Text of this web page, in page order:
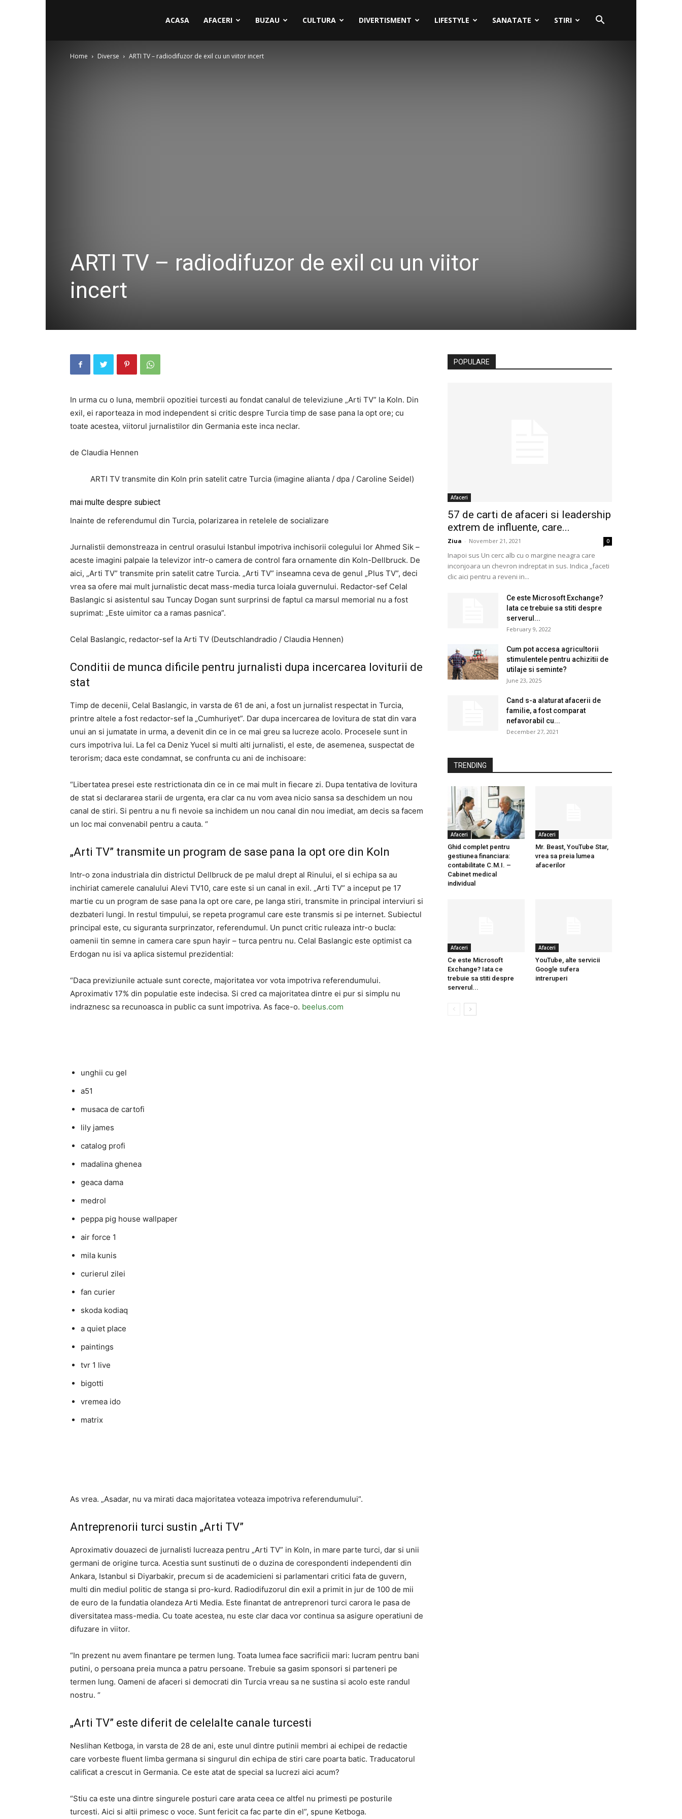
ACASA AFACERI BUZAU CULTURA DIVERTISMENT LIFESTYLE SANATATE STIRI
Home Diverse ARTI TV – radiodifuzor de exil cu un viitor incert
ARTI TV – radiodifuzor de exil cu un viitor
incert
In urma cu o luna, membrii opozitiei turcesti au fondat canalul de televiziune „Arti TV” la Koln. Din
exil, ei raporteaza in mod independent si critic despre Turcia timp de sase pana la opt ore; cu
toate acestea, viitorul jurnalistilor din Germania este inca neclar.
de Claudia Hennen
ARTI TV transmite din Koln prin satelit catre Turcia (imagine alianta / dpa / Caroline Seidel)
mai multe despre subiect
Inainte de referendumul din Turcia, polarizarea in retelele de socializare
Jurnalistii demonstreaza in centrul orasului Istanbul impotriva inchisorii colegului lor Ahmed Sik –
aceste imagini palpaie la televizor intr-o camera de control fara ornamente din Koln-Dellbruck. De
aici, „Arti TV” transmite prin satelit catre Turcia. „Arti TV” inseamna ceva de genul „Plus TV”, deci
vrea sa ofere mai mult jurnalistic decat mass-media turca loiala guvernului. Redactor-sef Celal
Baslangic ​​si asistentul sau Tuncay Dogan sunt surprinsi de faptul ca marsul memorial nu a fost
suprimat: „Este uimitor ca a ramas pasnica”.
Celal Baslangic, redactor-sef la Arti TV (Deutschlandradio / Claudia Hennen)
Conditii de munca dificile pentru jurnalisti dupa incercarea loviturii de
stat
Timp de decenii, Celal Baslangic, in varsta de 61 de ani, a fost un jurnalist respectat in Turcia,
printre altele a fost redactor-sef la „Cumhuriyet”. Dar dupa incercarea de lovitura de stat din vara
unui an si jumatate in urma, a devenit din ce in ce mai greu sa lucreze acolo. Procesele sunt in
curs impotriva lui. La fel ca Deniz Yucel si multi alti jurnalisti, el este, de asemenea, suspectat de
terorism; daca este condamnat, se confrunta cu ani de inchisoare:
“Libertatea presei este restrictionata din ce in ce mai mult in fiecare zi. Dupa tentativa de lovitura
de stat si declararea starii de urgenta, era clar ca nu vom avea nicio sansa sa deschidem un nou
canal de stiri. Si pentru a nu fi nevoie sa inchidem un nou canal din nou imediat, am decis sa facem
un loc mai convenabil pentru a cauta. “
„Arti TV” transmite un program de sase pana la opt ore din Koln
Intr-o zona industriala din districtul Dellbruck de pe malul drept al Rinului, el si echipa sa au
inchiriat camerele canalului Alevi TV10, care este si un canal in exil. „Arti TV” a inceput pe 17
martie cu un program de sase pana la opt ore care, pe langa stiri, transmite in principal interviuri si
dezbateri lungi. In restul timpului, se repeta programul care este transmis si pe internet. Subiectul
principal este, cu siguranta surprinzator, referendumul. Un punct critic ruleaza intr-o bucla:
oamenii tin semne in camera care spun hayir – turca pentru nu. Celal Baslangic ​​este optimist ca
Erdogan nu isi va aplica sistemul prezidential:
“Daca previziunile actuale sunt corecte, majoritatea vor vota impotriva referendumului.
Aproximativ 17% din populatie este indecisa. Si cred ca majoritatea dintre ei pur si simplu nu
indraznesc sa recunoasca in public ca sunt impotriva. As face-o. beelus.com
unghii cu gel
a51
musaca de cartofi
lily james
catalog profi
madalina ghenea
geaca dama
medrol
peppa pig house wallpaper
air force 1
mila kunis
curierul zilei
fan curier
skoda kodiaq
a quiet place
paintings
tvr 1 live
bigotti
vremea ido
matrix
As vrea. „Asadar, nu va mirati daca majoritatea voteaza impotriva referendumului”.
Antreprenorii turci sustin „Arti TV”
Aproximativ douazeci de jurnalisti lucreaza pentru „Arti TV” in Koln, in mare parte turci, dar si unii
germani de origine turca. Acestia sunt sustinuti de o duzina de corespondenti independenti din
Ankara, Istanbul si Diyarbakir, precum si de academicieni si parlamentari critici fata de guvern,
multi din mediul politic de stanga si pro-kurd. Radiodifuzorul din exil a primit in jur de 100 de mii
de euro de la fundatia olandeza Arti Media. Este finantat de antreprenori turci carora le pasa de
diversitatea mass-media. Cu toate acestea, nu este clar daca vor continua sa asigure operatiuni de
difuzare in viitor.
“In prezent nu avem finantare pe termen lung. Toata lumea face sacrificii mari: lucram pentru bani
putini, o persoana preia munca a patru persoane. Trebuie sa gasim sponsori si parteneri pe
termen lung. Oameni de afaceri si democrati din Turcia vreau sa ne sustina si acolo este randul
nostru. “
„Arti TV” este diferit de celelalte canale turcesti
Neslihan Ketboga, in varsta de 28 de ani, este unul dintre putinii membri ai echipei de redactie
care vorbeste fluent limba germana si singurul din echipa de stiri care poarta batic. Traducatorul
calificat a crescut in Germania. Ce este atat de special sa lucrezi aici acum?
“Stiu ca este una dintre singurele posturi care arata ceea ce altfel nu primesti pe posturile
turcesti. Aici si altii primesc o voce. Sunt fericit ca fac parte din el”, spune Ketboga.
POPULARE
Afaceri
57 de carti de afaceri si leadership
extrem de influente, care...
Ziua - November 21, 2021 0
Inapoi sus Un cerc alb cu o margine neagra care
inconjoara un chevron indreptat in sus. Indica „faceti
clic aici pentru a reveni in...
Ce este Microsoft Exchange?
Iata ce trebuie sa stiti despre
serverul...
February 9, 2022
Cum pot accesa agricultorii
stimulentele pentru achizitii de
utilaje si seminte?
June 23, 2025
Cand s-a alaturat afacerii de
familie, a fost comparat
nefavorabil cu...
December 27, 2021
TRENDING
Afaceri
Ghid complet pentru
gestiunea financiara:
contabilitate C.M.I. –
Cabinet medical
individual
Afaceri
Mr. Beast, YouTube Star,
vrea sa preia lumea
afacerilor
Afaceri
Ce este Microsoft
Exchange? Iata ce
trebuie sa stiti despre
serverul...
Afaceri
YouTube, alte servicii
Google sufera
intreruperi